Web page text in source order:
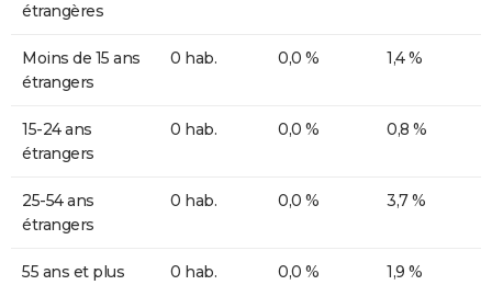
étrangères
Moins de 15 ans
étrangers
0 hab. 0,0 % 1,4 %
15-24 ans
étrangers
0 hab. 0,0 % 0,8 %
25-54 ans
étrangers
0 hab. 0,0 % 3,7 %
55 ans et plus
0 hab. 0,0 % 1,9 %